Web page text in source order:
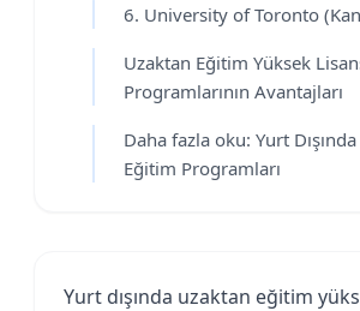
6. University of Toronto
Uzaktan Eğitim Yüksek
Programlarının Avantajları
Daha fazla oku: Yurt
Eğitim Programları
Yurt dışında uzaktan eğitim